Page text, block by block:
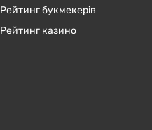
Рейтинг букмекерів
Рейтинг казино